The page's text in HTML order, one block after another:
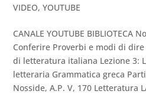
VIDEO,YOUTUBE
CANALE YOUTUBE BIBLIOTECA
Conferire Proverbi e modi di
di letteratura italiana Lezione 3:
letteraria Grammatica greca
Nosside, A.P. V, 170 Letteratura